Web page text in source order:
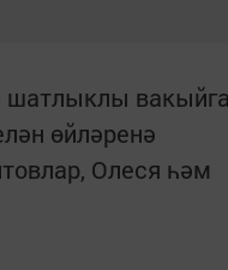
шатлыклы
өйләренә
Олеся һәм